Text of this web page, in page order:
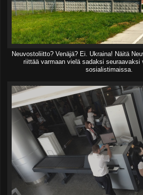
Neuvostoliitto? Venäjä? Ei. Ukraina! Näitä
riittää varmaan vielä sadaksi seuraavaksi
sosialistimaissa.